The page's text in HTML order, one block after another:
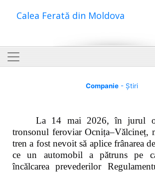
Calea Ferată din Moldova
Companie- Știri
La 14 mai 2026, în jurul
tronsonul feroviar Ocnița–Vălcineț,
tren a fost nevoit să aplice frânarea
ce un automobil a pătruns pe
încălcarea prevederilor